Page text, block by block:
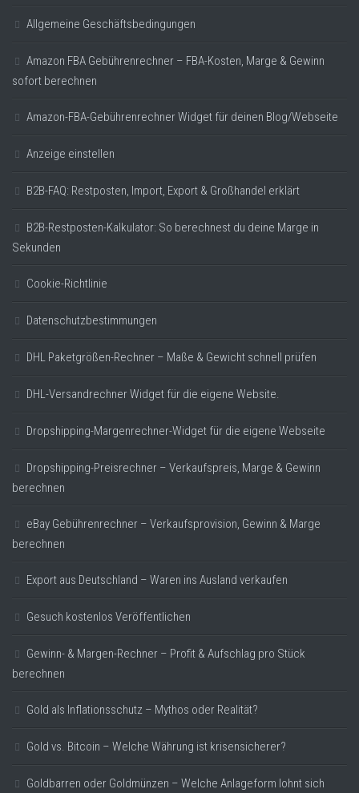
Allgemeine Geschäftsbedingungen
Amazon FBA Gebührenrechner – FBA-Kosten, Marge & Gewinn
sofort berechnen
Amazon-FBA-Gebührenrechner Widget für deinen Blog/Webseite
Anzeige einstellen
B2B-FAQ: Restposten, Import, Export & Großhandel erklärt
B2B-Restposten-Kalkulator: So berechnest du deine Marge in
Sekunden
Cookie-Richtlinie
Datenschutzbestimmungen
DHL Paketgrößen-Rechner – Maße & Gewicht schnell prüfen
DHL-Versandrechner Widget für die eigene Website.
Dropshipping-Margenrechner-Widget für die eigene Webseite
Dropshipping-Preisrechner – Verkaufspreis, Marge & Gewinn
berechnen
eBay Gebührenrechner – Verkaufsprovision, Gewinn & Marge
berechnen
Export aus Deutschland – Waren ins Ausland verkaufen
Gesuch kostenlos Veröffentlichen
Gewinn- & Margen-Rechner – Profit & Aufschlag pro Stück
berechnen
Gold als Inflationsschutz – Mythos oder Realität?
Gold vs. Bitcoin – Welche Währung ist krisensicherer?
Goldbarren oder Goldmünzen – Welche Anlageform lohnt sich